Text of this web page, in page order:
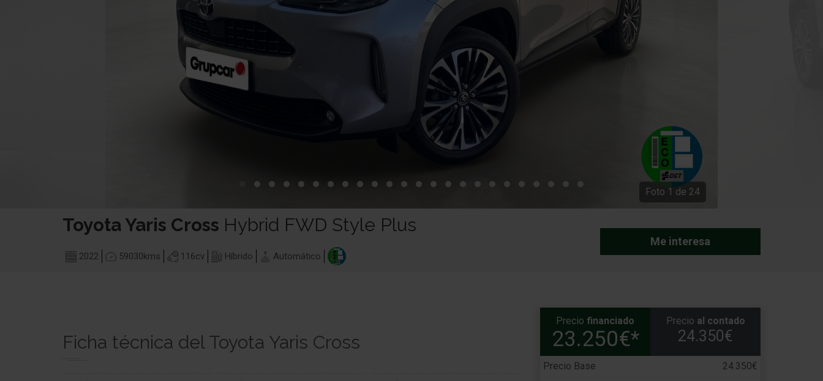
Foto 1 de 24
Toyota Yaris Cross Hybrid FWD Style Plus
2022 59030kms 116cv Híbrido Automático
Me interesa
Ficha técnica del Toyota Yaris Cross
Precio financiado
23.250€*
Precio al contado
24.350€
Precio Base
24.350€